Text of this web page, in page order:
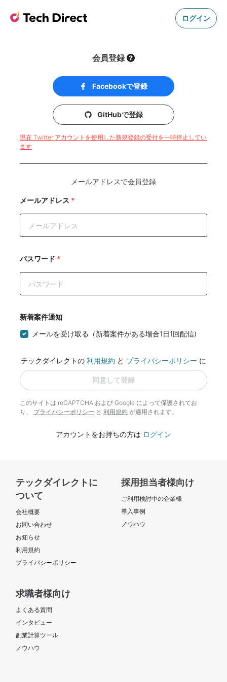
ログイン
会員登録
Facebookで登録
GitHubで登録
現在 Twitter アカウントを使用した新規登録の受付を一時停止してい
ます
メールアドレスで会員登録
メールアドレス *
パスワード *
新着案件通知
メールを受け取る（新着案件がある場合1日1回配信)
テックダイレクトの 利用規約 と プライバシーポリシー に
同意して登録
このサイトは reCAPTCHA および Google によって保護されてお
り、 プライバシーポリシー と 利用規約 が適用されます。
アカウントをお持ちの方は ログイン
テックダイレクトに
ついて
会社概要
お問い合わせ
お知らせ
利用規約
プライバシーポリシー
採用担当者様向け
ご利用検討中の企業様
導入事例
ノウハウ
求職者様向け
よくある質問
インタビュー
副業計算ツール
ノウハウ